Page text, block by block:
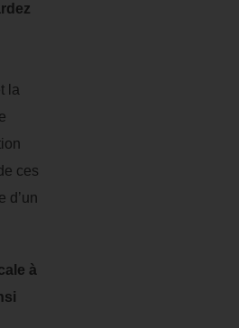
la
ces
d’un
à